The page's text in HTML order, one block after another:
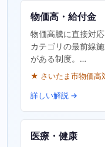
物価高・給付金
物価高騰に直接対
カテゴリの最前線
がある制度。…
★ さいたま市物価高
詳しい解説 →
医療・健康